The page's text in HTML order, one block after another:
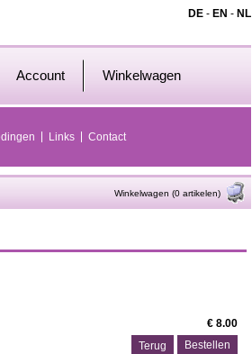
DE - EN - NL
Account Winkelwagen
Links Contact
Winkelwagen (0 artikelen)
€ 8.00
Terug